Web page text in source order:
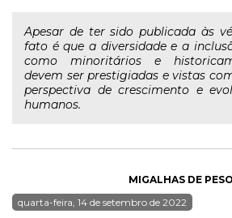
Apesar de ter sido publicada às
fato é que a diversidade e a
como minoritários e
devem ser prestigiadas e vistas
perspectiva de crescimento e
humanos.
MIGALHAS DE PESO
quarta-feira, 14 de setembro de 2022